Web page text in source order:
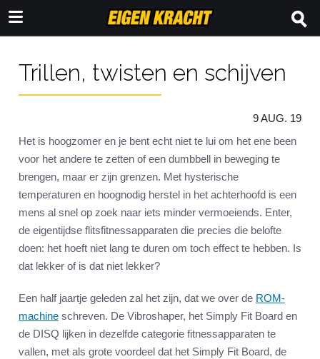
Trillen, twisten en schijven
9 AUG. 19
Het is hoogzomer en je bent echt niet te lui om het ene been
voor het andere te zetten of een dumbbell in beweging te
brengen, maar er zijn grenzen. Met hysterische
temperaturen en hoognodig herstel in het achterhoofd is een
mens al snel op zoek naar iets minder vermoeiends. Enter,
de eigentijdse flitsfitnessapparaten die precies die belofte
doen: het hoeft niet lang te duren om toch effect te hebben. Is
dat lekker of is dat niet lekker?
Een half jaartje geleden zal het zijn, dat we over de ROM-
machine schreven. De Vibroshaper, het Simply Fit Board en
de DISQ lijken in dezelfde categorie fitnessapparaten te
vallen, met als grote voordeel dat het Simply Fit Board, de